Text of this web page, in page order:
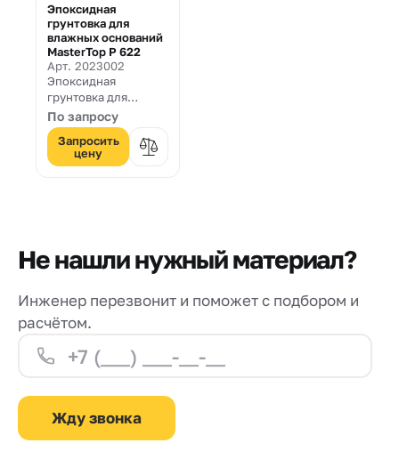
Эпоксидная
грунтовка для
влажных оснований
MasterTop P 622
Арт. 2023002
Эпоксидная
грунтовка для
оснований с
повышенной
влажностью
По запросу
Запросить
цену
Не нашли нужный материал?
Инженер перезвонит и поможет с подбором и
расчётом.
Жду звонка